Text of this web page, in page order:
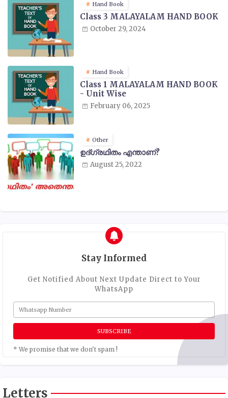
Hand Book
Class 3 MALAYALAM HAND BOOK
October 29, 2024
Hand Book
Class 1 MALAYALAM HAND BOOK
- Unit Wise
February 06, 2025
Other
ഉദ്ഗ്രഥിതം എന്താണ്?
August 25, 2022
Stay Informed
Get Notified About Next Update Direct to Your
WhatsApp
* We promise that we don't spam !
Letters